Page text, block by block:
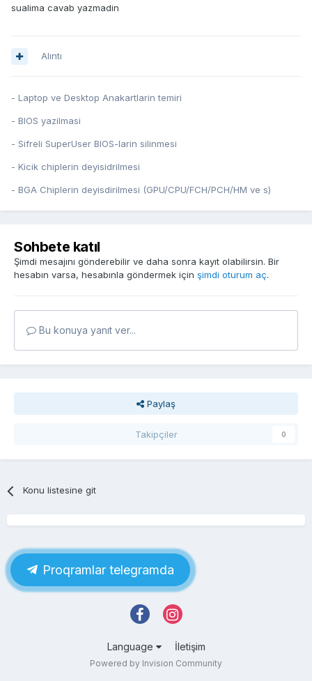
sualima cavab yazmadin
Alıntı
- Laptop ve Desktop Anakartlarin temiri
- BIOS yazilmasi
- Sifreli SuperUser BIOS-larin silinmesi
- Kicik chiplerin deyisidrilmesi
- BGA Chiplerin deyisdirilmesi (GPU/CPU/FCH/PCH/HM ve s)
Sohbete katıl
Şimdi mesajını gönderebilir ve daha sonra kayıt olabilirsin. Bir
hesabın varsa, hesabınla göndermek için şimdi oturum aç.
Bu konuya yanıt ver...
Paylaş
Takipçiler 0
Konu listesine git
Proqramlar telegramda
Language İletişim
Powered by Invision Community